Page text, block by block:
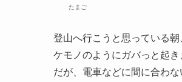
たまご
登山へ行こうと思っている
ケモノのようにガバっと起き
だが、電車などに間に合わ